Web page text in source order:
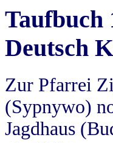
Taufbuch
Deutsch
Zur Pfarrei
(Sypnywo)
Jagdhaus